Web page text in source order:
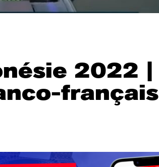
2022 |
français